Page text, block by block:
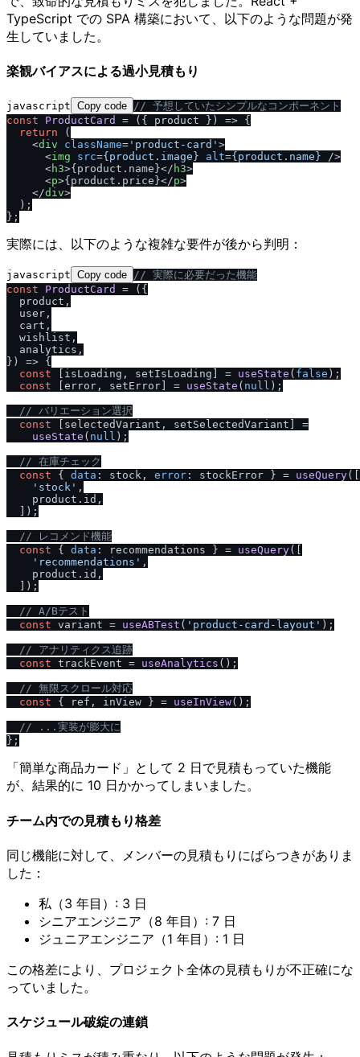
TypeScript での SPA 構築において、以下のような問題が発
生していました。
楽観バイアスによる過小見積もり
javascript Copy code // 予想していたシンプルなコンポーネント
const
ProductCard = ( { product } ) => {
return (
<div className= 'product-card' >
<img src={product.image} alt={product.name} />
<h3>{product.name}</ h3>
<p>{product.price}</p>
</div>
  );
実際には、以下のような複雑な要件が後から判明：
javascript Copy code // 実際に必要だった機能
const
ProductCard = ( {
  product,
  user,
  cart,
  wishlist,
  analytics,
} ) => {
const [isLoading, setIsLoading] = useState ( false );
const [error, setError] = useState ( null );
// バリエーション選択
const [selectedVariant, setSelectedVariant] =
useState ( null );
// 在庫チェック
const { data : stock, error : stockError } = useQuery([
'stock' ,
    product.
id ,
  ]);
// レコメンド機能
const { data : recommendations } = useQuery([
'recommendations' ,
    product.
id ,
  ]);
// A/Bテスト
const variant = useABTest ( 'product-card-layout' );
// アナリティクス追跡
const trackEvent = useAnalytics ();
// 無限スクロール対応
const { ref, inView } = useInView();
// ...実装が膨大に
「簡単な商品カード」として 2 日で見積もっていた機能
が、結果的に 10 日かかってしまいました。
チーム内での見積もり格差
同じ機能に対して、メンバーの見積もりにばらつきがありま
した：
私（3 年目）: 3 日
シニアエンジニア（8 年目）: 7 日
ジュニアエンジニア（1 年目）: 1 日
この格差により、プロジェクト全体の見積もりが不正確にな
っていました。
スケジュール破綻の連鎖